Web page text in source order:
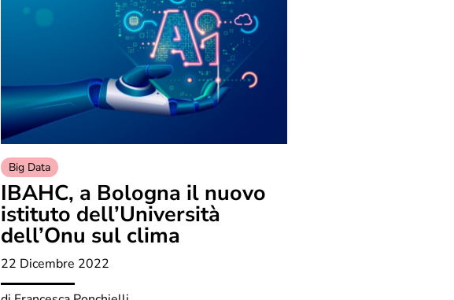
Big Data
IBAHC, a Bologna il nuovo
istituto dell’Università
dell’Onu sul clima
22 Dicembre 2022